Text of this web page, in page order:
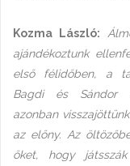
Kozma László:
ajándékoztunk
első félidőben, a
Bagdi és Sándor
azonban
az előny. Az
őket, hogy